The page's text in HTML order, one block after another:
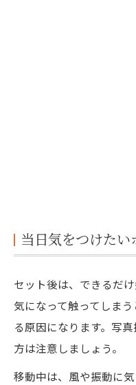
当日気をつけたい
セット後は、できるだ
気になって触ってしま
る原因になります。写
方は注意しましょう。
移動中は、風や振動に